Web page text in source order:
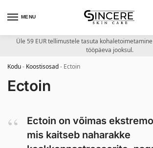
MENU
Üle 59 EUR tellimustele tasuta
tööpäeva jooksul.
Kodu- Koostisosad- Ectoin
Ectoin
Ectoin on võimas
mis kaitseb naharakke